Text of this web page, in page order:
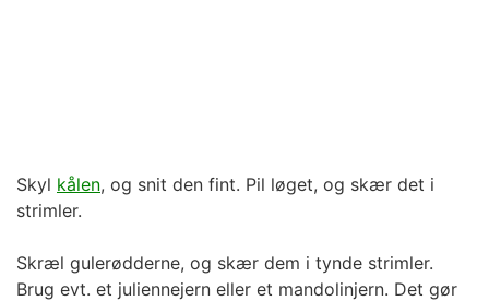
Skyl kålen, og snit den fint. Pil løget, og skær det i
strimler.
Skræl gulerødderne, og skær dem i tynde strimler.
Brug evt. et juliennejern eller et mandolinjern. Det gør